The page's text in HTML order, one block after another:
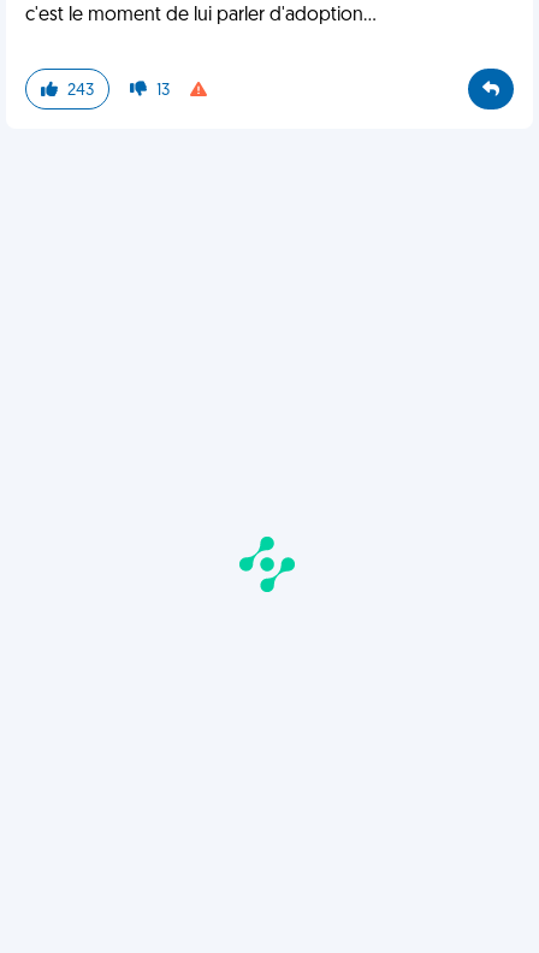
c'est le moment de lui parler d'adoption...
243 13